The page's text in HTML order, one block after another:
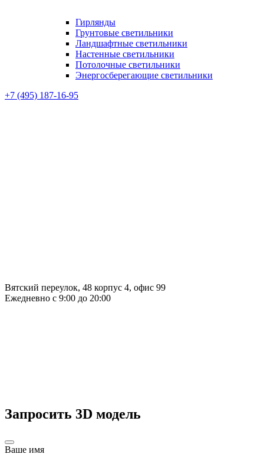
Гирлянды
Грунтовые светильники
Ландшафтные светильники
Настенные светильники
Потолочные светильники
Энергосберегающие светильники
+7 (495) 187-16-95
Вятский переулок, 48 корпус 4, офис 99
Ежедневно с 9:00 до 20:00
Запросить 3D модель
Ваше имя